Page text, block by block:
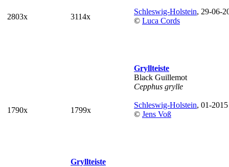
2803x 3114x
Schleswig-Holstein, 29-06-
© Luca Cords
1790x 1799x
Gryllteiste
Black Guillemot
Cepphus grylle
Schleswig-Holstein, 01-2015
© Jens Voß
Gryllteiste